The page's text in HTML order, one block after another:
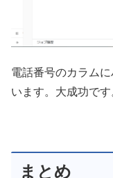
電話番号のカラム
います。大成功です
まとめ